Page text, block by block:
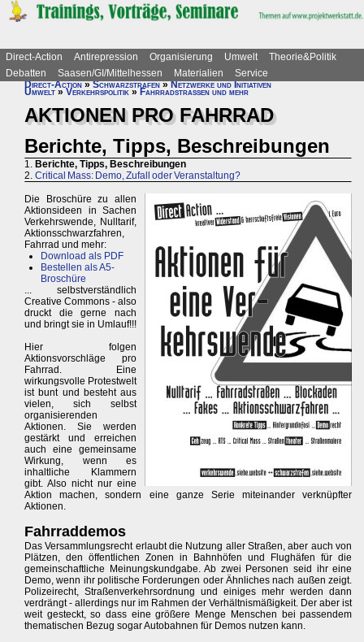
Direct-Action Antirepression Organisierung Umwelt
Theorie&Politik
Debatten
Saasen/GI/Mittelhessen Materialien
Service
Direct-Action»Schwarzstrafen»Netzwerke und Initiativen
Umwelt » Verkehrspolitik » Fahrradstraßen und mehr
AKTIONEN PRO FAHRRAD
Berichte, Tipps, Beschreibungen
1. Berichte, Tipps, Beschreibungen
2. Critical Mass: Demo, Zufall oder Veranstaltung?
Die Broschüre zu allen
Aktionsideen in Sachen
Verkehrswende, Nulltarif,
Aktionsschwarzfahren,
Fahrrad und mehr:
Download als PDF
Bestellen als A5-
Broschüre
... selbstverständlich
Creative Commons - also
druckt die gerne nach
und bringt sie in Umlauf!!!
Hier folgen
Aktionsvorschläge pro
Fahrrad. Eine
wirkungsvolle Protestwelt
ist bunt und besteht aus
vielen, sich selbst
organisierenden
Aktionen. Sie werden
gestärkt und erreichen
auch eine gemeinsame
Wirkung, wenn es
inhaltliche Klammern
gibt. Also nicht nur eine
Aktion machen, sondern eine ganze Serie miteinander verknüpfter
Aktionen.
Fahrraddemos
Das Versammlungsrecht erlaubt die Nutzung aller Straßen, aber auch von
Plätzen, den öffentlichen Zonen in Bahnhöfen und Flughäfen für die
gemeinschaftliche Meinungskundgabe. Ab zwei Personen seid ihr eine
Demo, wenn ihr politische Forderungen oder Ähnliches nach außen zeigt.
Polizeirecht, Straßenverkehrsordnung und einiges mehr werden dann
verdrängt - allerdings nur im Rahmen der Verhältnismäßigkeit. Der aber ist
weit gesteckt, so dass eine größere Menge Menschen bei passendem
thematischen Bezug sogar Autobahnen für Demos nutzen kann.